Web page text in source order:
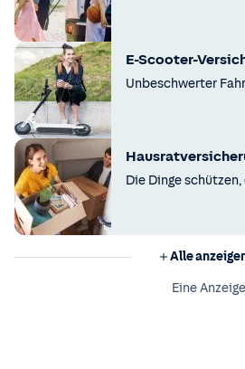
E-Scooter-
Unbeschwerter
Die Dinge
Alle
Eine